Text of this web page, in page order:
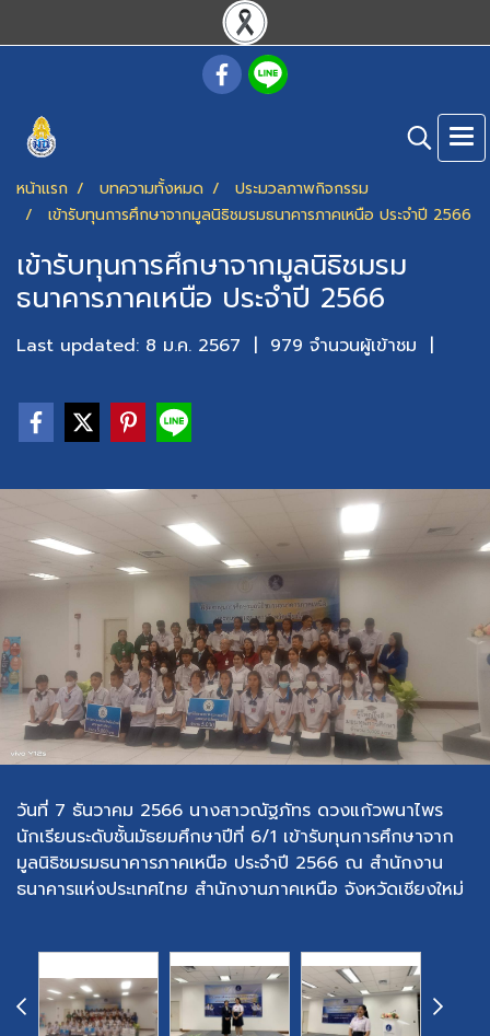
หน้าแรก บทความทั้งหมด
ประมวลภาพกิจกรรม
เข้ารับทุนการศึกษาจากมูลนิธิชมรมธนาคารภาคเหนือ ประจำปี 2566
เข้ารับทุนการศึกษาจากมูลนิธิชมรม
ธนาคารภาคเหนือ ประจำปี 2566
Last updated: 8 ม.ค. 2567 | 979 จำนวนผู้เข้าชม |
วันที่ 7 ธันวาคม 2566 นางสาวณัฐภัทร ดวงแก้วพนาไพร
นักเรียนระดับชั้นมัธยมศึกษาปีที่ 6/1 เข้ารับทุนการศึกษาจาก
มูลนิธิชมรมธนาคารภาคเหนือ ประจำปี 2566 ณ สำนักงาน
ธนาคารแห่งประเทศไทย สำนักงานภาคเหนือ จังหวัดเชียงใหม่